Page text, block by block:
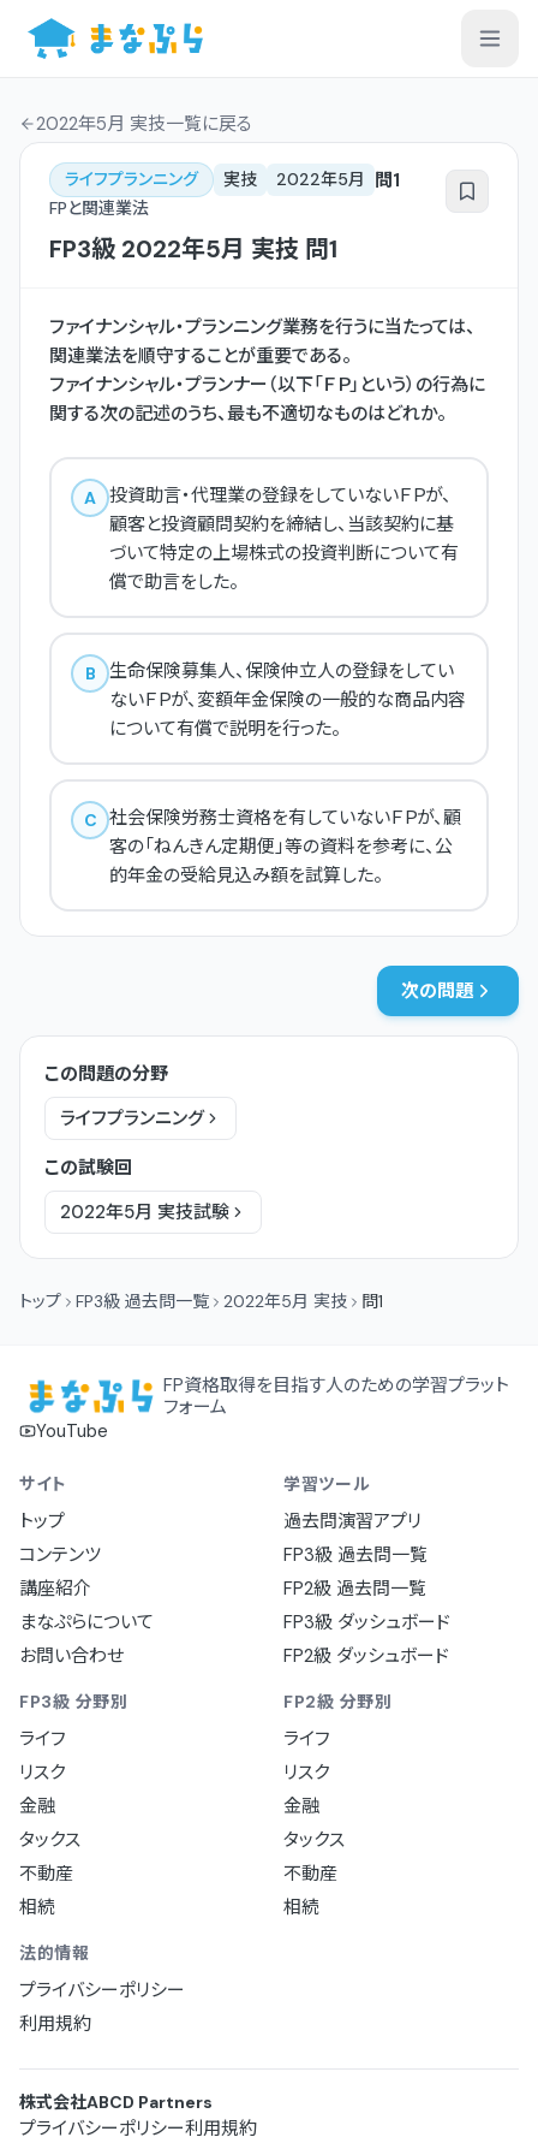
2022年5月 実技一覧に戻る
ライフプランニング 実技 2022年5月 問1
FPと関連業法
FP3級 2022年5月 実技 問1
ファイナンシャル・プランニング業務を行うに当たっては、
関連業法を順守することが重要である。
ファイナンシャル・プランナー（以下「ＦＰ」という）の行為に
関する次の記述のうち、最も不適切なものはどれか。
A
投資助言・代理業の登録をしていないＦＰが、
顧客と投資顧問契約を締結し、当該契約に基
づいて特定の上場株式の投資判断について有
償で助言をした。
B
生命保険募集人、保険仲立人の登録をしてい
ないＦＰが、変額年金保険の一般的な商品内容
について有償で説明を行った。
C
社会保険労務士資格を有していないＦＰが、顧
客の「ねんきん定期便」等の資料を参考に、公
的年金の受給見込み額を試算した。
次の問題
この問題の分野
ライフプランニング
この試験回
2022年5月 実技試験
トップ FP3級 過去問一覧 2022年5月 実技 問1
FP資格取得を目指す人のための学習プラット
フォーム
YouTube
サイト
トップ
コンテンツ
講座紹介
まなぷらについて
お問い合わせ
学習ツール
過去問演習アプリ
FP3級 過去問一覧
FP2級 過去問一覧
FP3級 ダッシュボード
FP2級 ダッシュボード
FP3級 分野別
ライフ
リスク
金融
タックス
不動産
相続
FP2級 分野別
ライフ
リスク
金融
タックス
不動産
相続
法的情報
プライバシーポリシー
利用規約
株式会社ABCD Partners
プライバシーポリシー利用規約